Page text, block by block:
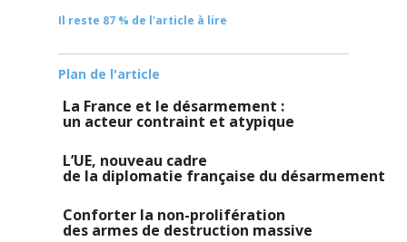
Il reste 87 % de l'article à lire
Plan de l'article
La France et le désarmement :
un acteur contraint et atypique
L’UE, nouveau cadre
de la diplomatie française du désarmement
Conforter la non-prolifération
des armes de destruction massive